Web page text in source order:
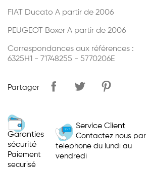
FIAT Ducato A partir de 2006
PEUGEOT Boxer A partir de 2006
Correspondances aux références :
6325H1 - 71748255 - 5770206E
Partager
Garanties
sécurité
Paiement
securisé
Service Client
Contactez nous par
telephone du lundi au
vendredi